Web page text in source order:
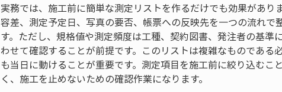
実務では、施工前に簡単な測定リストを作るだけでも効果があ
容差、測定予定日、写真の要否、帳票への反映先を一つの流れで
す。ただし、規格値や測定頻度は工種、契約図書、発注者の基準
わせて確認することが前提です。このリストは複雑なものである
も当日に動けることが重要です。測定項目を施工前に絞り込むこ
く、施工を止めないための確認作業になります。